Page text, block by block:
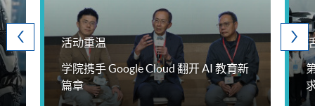
活动重温
学院携手 Google Cloud 翻开 AI 教育新
篇章